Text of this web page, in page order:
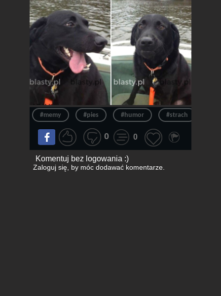
#memy #pies #humor #strach
0 0
Komentuj bez logowania :)
Zaloguj się, by móc dodawać komentarze.